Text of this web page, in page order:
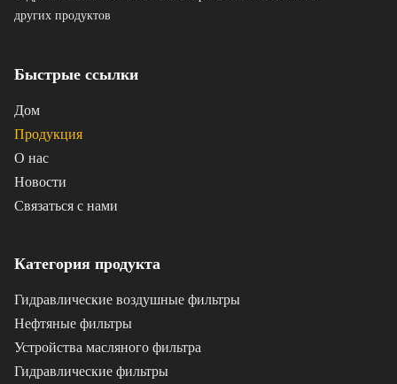
других продуктов
Быстрые ссылки
Дом
Продукция
О нас
Новости
Связаться с нами
Категория продукта
Гидравлические воздушные фильтры
Нефтяные фильтры
Устройства масляного фильтра
Гидравлические фильтры